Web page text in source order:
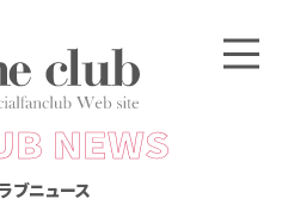
NEWS
ブニュース